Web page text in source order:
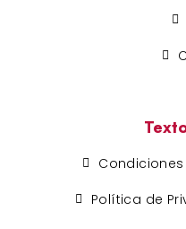
Política de